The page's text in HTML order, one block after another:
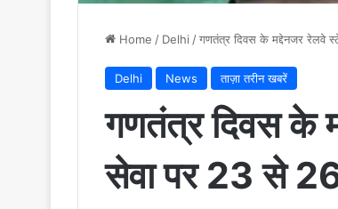
Home / Delhi /गणतंत्र दिवस के मद्देनजर रेलवे
Delhi News ताज़ा तरीन खबरें
गणतंत्र दिवस के
सेवा पर 23 से